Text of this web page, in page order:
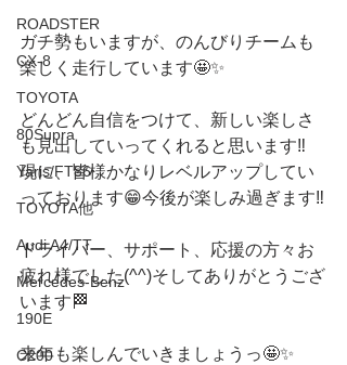
ROADSTER
CX-8
TOYOTA
80Supra
Yaris/FT86
TOYOTA他
Audi A4/TT
Mercedes-Benz
190E
C200
ガチ勢もいますが、のんびりチームも
楽しく走行しています🤩✨
どんどん自信をつけて、新しい楽しさ
も見出していってくれると思います‼️
現に、皆様かなりレベルアップしてい
っております😁今後が楽しみ過ぎます‼️
ドライバー、サポート、応援の方々お
疲れ様でした(^^)そしてありがとうござ
います🏁
来年も楽しんでいきましょうっ🤩✨